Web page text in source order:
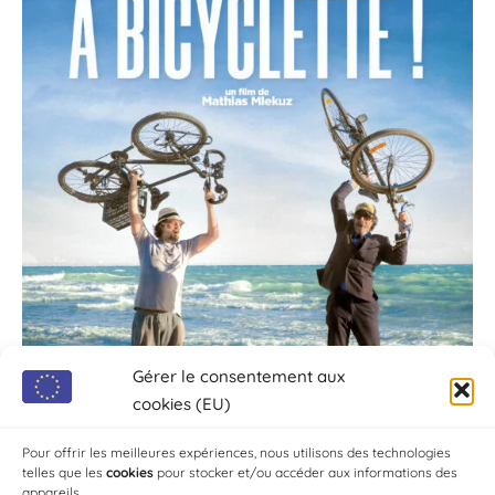
Gérer le consentement aux
cookies (EU)
Pour offrir les meilleures expériences, nous utilisons des technologies
telles que les cookies pour stocker et/ou accéder aux informations des